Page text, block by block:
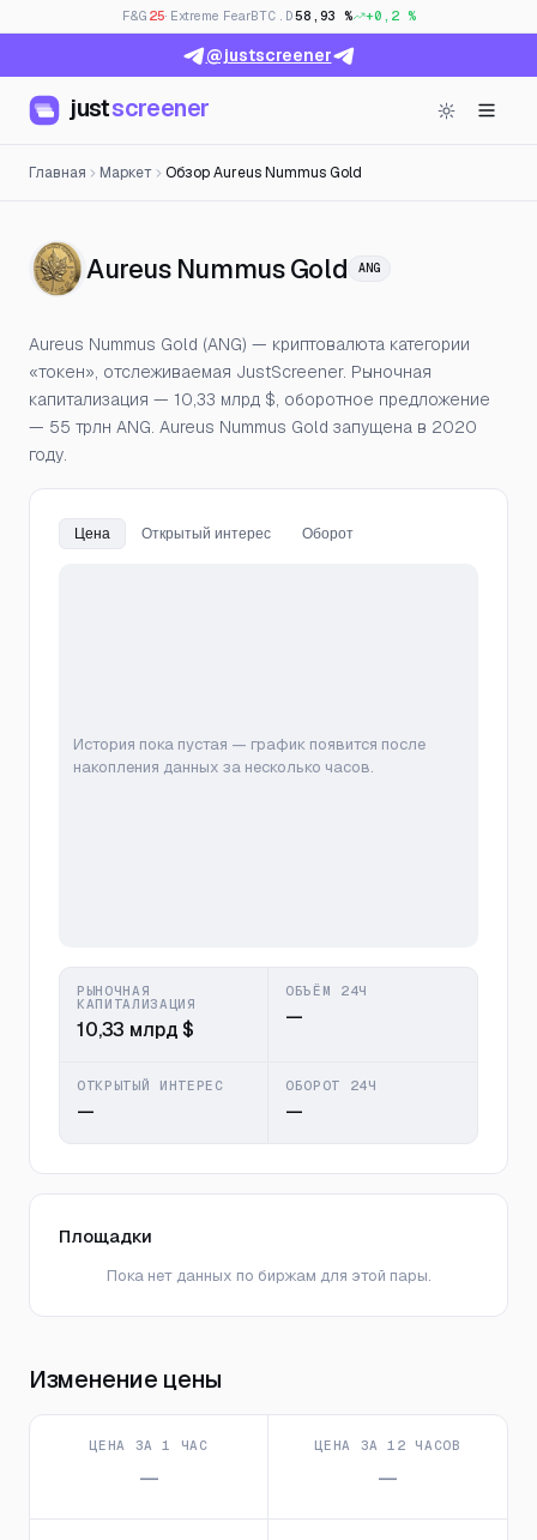
F&G 25· Extreme FearBTC.D58,93 % +0,2 %
@justscreener
justscreener
Главная Маркет Обзор Aureus Nummus Gold
Aureus Nummus Gold — Цена,
ANG
Aureus Nummus Gold (ANG) — криптовалюта категории
«токен», отслеживаемая JustScreener. Рыночная
капитализация — 10,33 млрд $, оборотное предложение
— 55 трлн ANG. Aureus Nummus Gold запущена в 2020
году.
Цена Открытый интерес Оборот
История пока пустая — график появится после
накопления данных за несколько часов.
РЫНОЧНАЯ
КАПИТАЛИЗАЦИЯ
10,33 млрд $
ОБЪЁМ 24Ч
—
ОТКРЫТЫЙ ИНТЕРЕС
—
ОБОРОТ 24Ч
—
Площадки
Пока нет данных по биржам для этой пары.
Изменение цены
ЦЕНА ЗА 1 ЧАС
—
ЦЕНА ЗА 12 ЧАСОВ
—